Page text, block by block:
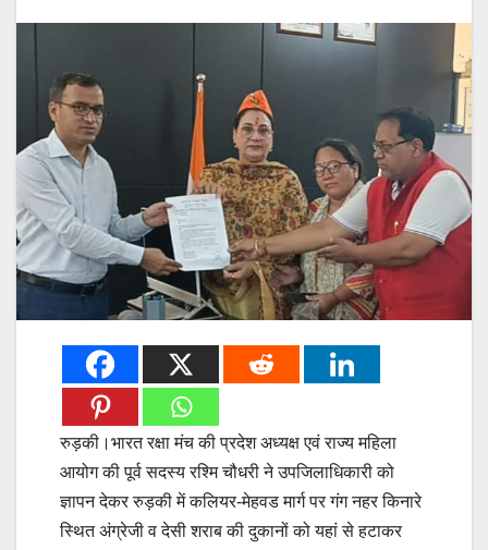
रुड़की।भारत रक्षा मंच की प्रदेश अध्यक्ष एवं राज्य महिला
आयोग की पूर्व सदस्य रश्मि चौधरी ने उपजिलाधिकारी को
ज्ञापन देकर रुड़की में कलियर-मेहवड मार्ग पर गंग नहर किनारे
स्थित अंग्रेजी व देसी शराब की दुकानों को यहां से हटाकर